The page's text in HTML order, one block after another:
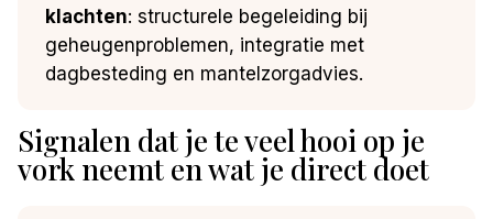
klachten: structurele begeleiding bij
geheugenproblemen, integratie met
dagbesteding en mantelzorgadvies.
Signalen dat je te veel hooi op je
vork neemt en wat je direct doet